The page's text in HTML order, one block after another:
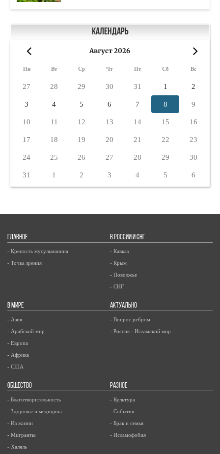
Календарь
Август 2026
Пн Вт Ср Чт Пт Сб Вс
27 28 29 30 31 1 2
3 4 5 6 7 8 9
10 11 12 13 14 15 16
17 18 19 20 21 22 23
24 25 26 27 28 29 30
31 1 2 3 4 5 6
ГЛАВНОЕ
- Крепость мусульманина
- Точка зрения
В РОССИИ И СНГ
- Кавказ
- Крым
- Поволжье
- СНГ
В МИРЕ
- Азия
- Арабский мир
- Европа
- Африка
- США
АКТУАЛЬНО
- Вопрос ребром
- Россия - Исламский мир
ОБЩЕСТВО
- Благотворительность
- Здоровье и медицина
- Из жизни
- Мигранты
- Халяль
РАЗНОЕ
- Культура
- События
- Брак и семья
- Исламофобия